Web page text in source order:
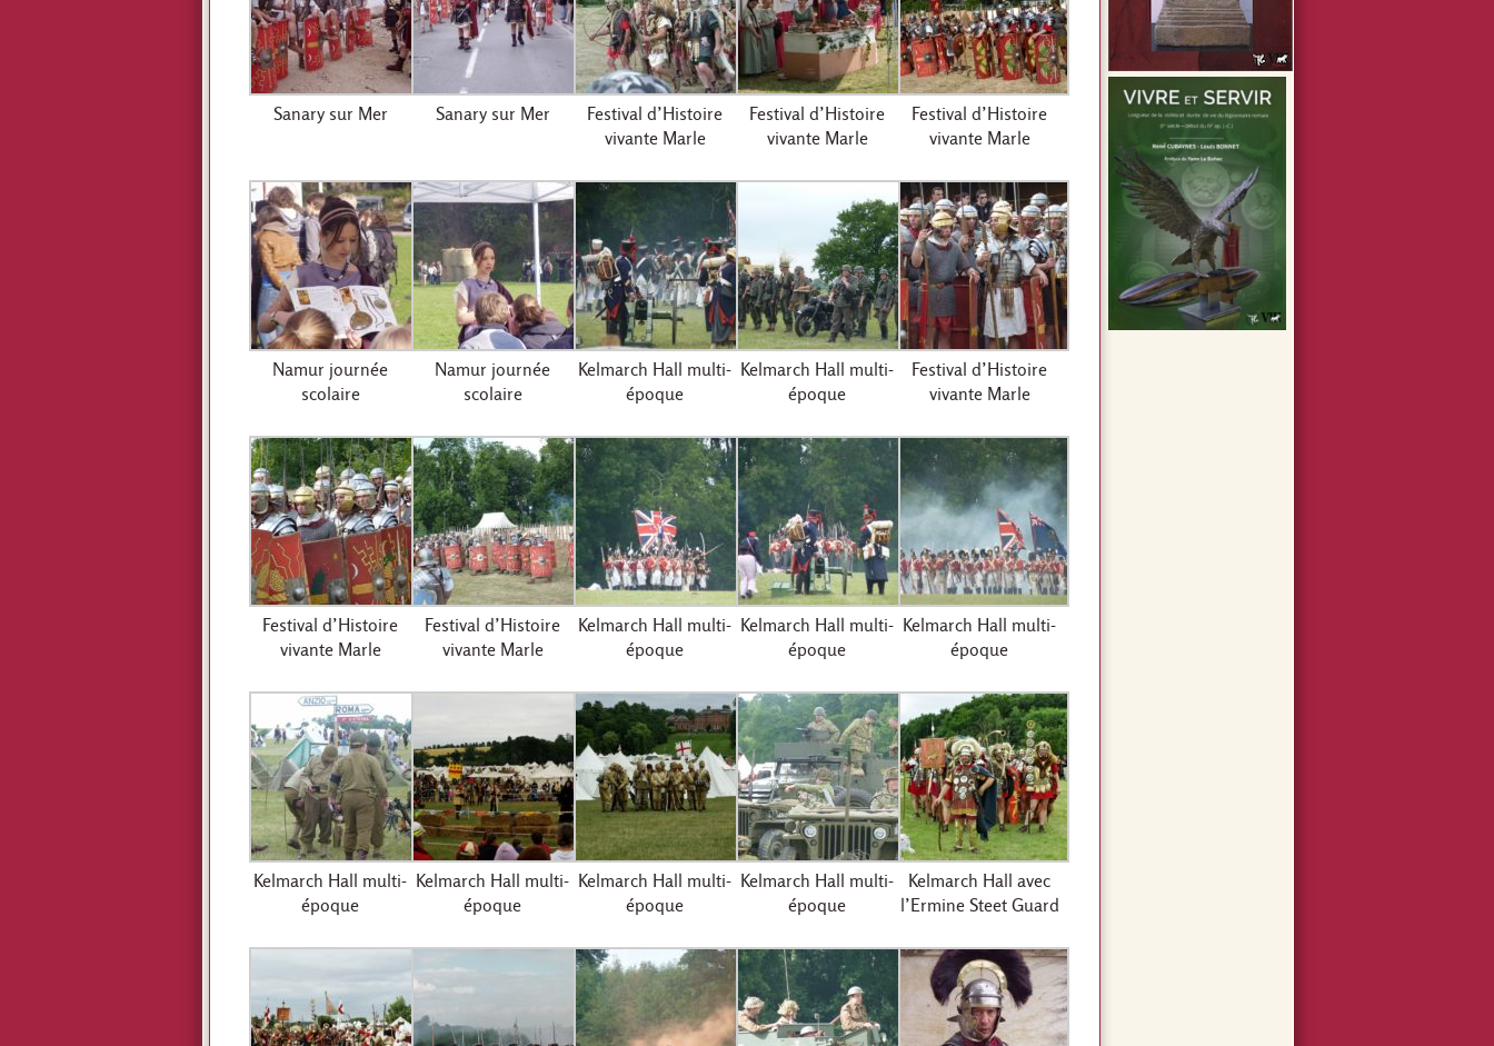
Sanary sur Mer Sanary sur Mer
Festival d’Histoire
vivante Marle
Festival d’Histoire
vivante Marle
Festival d’Histoire
vivante Marle
Namur journée
scolaire
Namur journée
scolaire
Kelmarch Hall multi-
époque
Kelmarch Hall multi-
époque
Festival d’Histoire
vivante Marle
Festival d’Histoire
vivante Marle
Festival d’Histoire
vivante Marle
Kelmarch Hall multi-
époque
Kelmarch Hall multi-
époque
Kelmarch Hall multi-
époque
Kelmarch Hall multi-
époque
Kelmarch Hall multi-
époque
Kelmarch Hall multi-
époque
Kelmarch Hall multi-
époque
Kelmarch Hall avec
l’Ermine Steet Guard